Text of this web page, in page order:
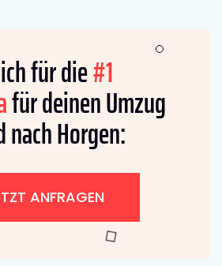
für die#1
für deinen Umzug
Horgen:
ANFRAGEN